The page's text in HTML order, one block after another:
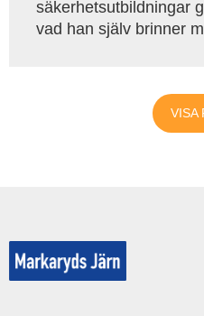
säkerhetsutbildningar
vad han själv brinner
VISA